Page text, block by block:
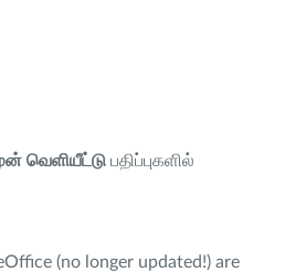
வெளியீட்டு பதிப்புகளில்
(no longer updated!) are